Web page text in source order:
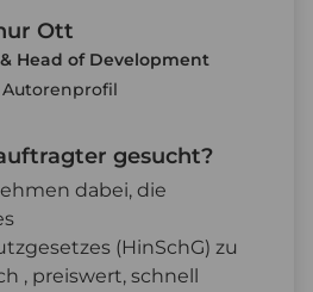
Ott
& Head of Development
gesucht?
dabei, die
(HinSchG) zu
, preiswert, schnell